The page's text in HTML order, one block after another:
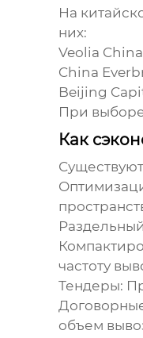
На
них:
Veolia
China
Beijing
При
Как
частоту
Тендеры:
объем